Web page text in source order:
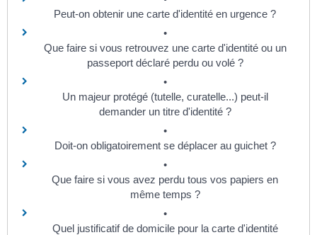
Peut-on obtenir une carte d'identité en urgence ?
Que faire si vous retrouvez une carte d'identité ou un
passeport déclaré perdu ou volé ?
Un majeur protégé (tutelle, curatelle...) peut-il
demander un titre d'identité ?
Doit-on obligatoirement se déplacer au guichet ?
Que faire si vous avez perdu tous vos papiers en
même temps ?
Quel justificatif de domicile pour la carte d'identité